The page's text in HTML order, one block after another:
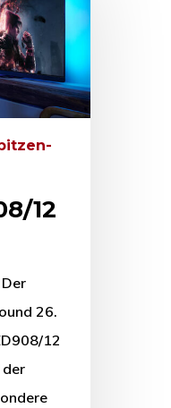
12
26.
12
der